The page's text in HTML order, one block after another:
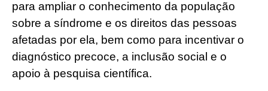
para ampliar o conhecimento da população
sobre a síndrome e os direitos das pessoas
afetadas por ela, bem como para incentivar o
diagnóstico precoce, a inclusão social e o
apoio à pesquisa científica.